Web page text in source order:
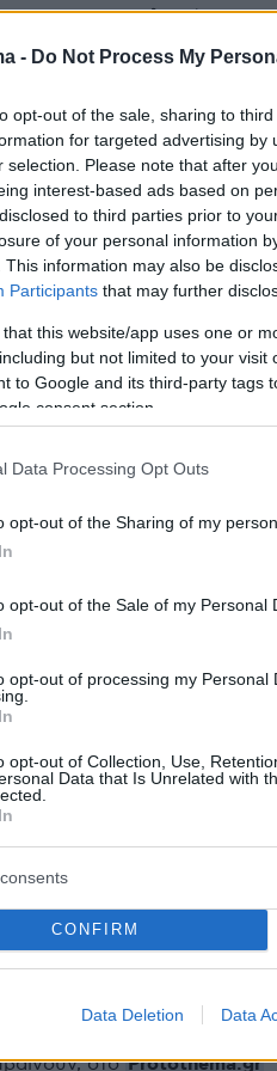
- Do Not Process My
opt-out of the sale, sharing to
for targeted advertising
selection. Please note that after
interest-based ads based on
to third parties prior to
of your personal information
This information may also be
Participants that may further
that this website/app uses one or
but not limited to your
to Google and its third-party tags
consent section.
Data Processing Opt Outs
opt-out of the Sharing of my
opt-out of the Sale of my Personal
opt-out of processing my Personal
opt-out of Collection, Use,
Data that Is Unrelated with
CONFIRM
Data Deletion Data
της τεχνολογίας
δίνουν τα κορυφαία
μέσω
δράσεων που έχουν
τις μυρωδιές, τους
ενδυμάτων που δεν
άμεσα με το
«Το Met Gala
αναγέννησης και της
τη φύση ως
της μόδας».
: Shutterstock
βίντεο από την
του τρόμου
- «Θαύμα που
F-16:
έζησα»
protothema.gr στο Google
στοProtothema.gr